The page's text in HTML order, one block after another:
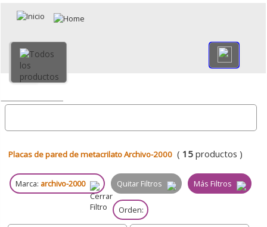
Volver
Placas de pared de metacrilato Archivo-2000 ( 15 productos )
Marca: archivo-2000 Quitar Filtros Más Filtros
Orden: